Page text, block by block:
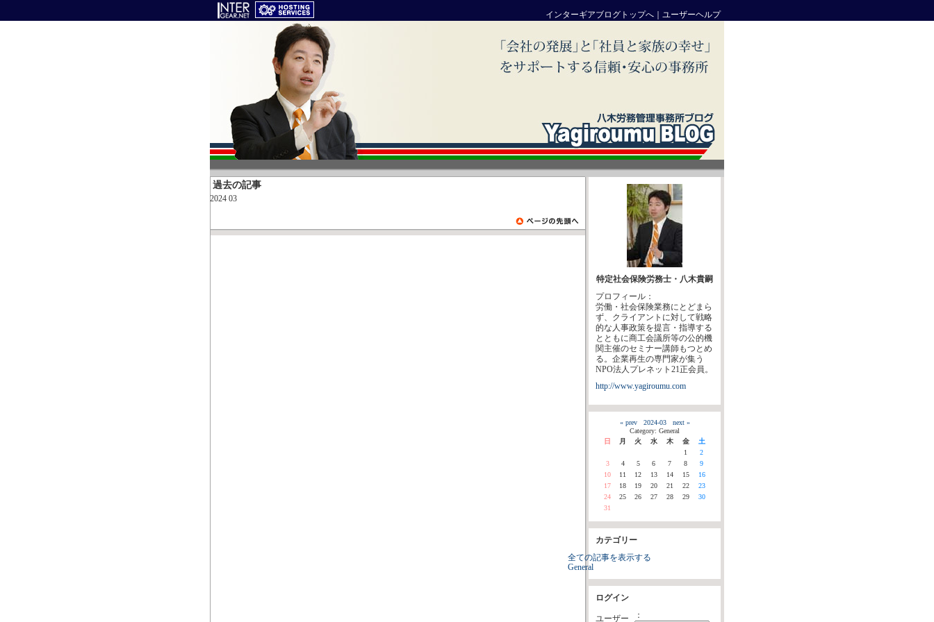
インターギアブログトップへ ユーザーヘルプ
過去の記事
2024 03
特定社会保険労務士・八木貴嗣
プロフィール：
労働・社会保険業務にとどまら
ず、クライアントに対して戦略
的な人事政策を提言・指導する
とともに商工会議所等の公的機
関主催のセミナー講師もつとめ
る。企業再生の専門家が集う
NPO法人プレネット21正会員。
http://www.yagiroumu.com
« prev 2024-03
next »
Category: General
日
月 火 水 木 金
土
1
2
3
4 5 6 7 8
9
10
11 12 13 14 15
16
17
18 19 20 21 22
23
24
25 26 27 28 29
30
31
カテゴリー
全ての記事を表示する
General
ログイン
ユーザー ：